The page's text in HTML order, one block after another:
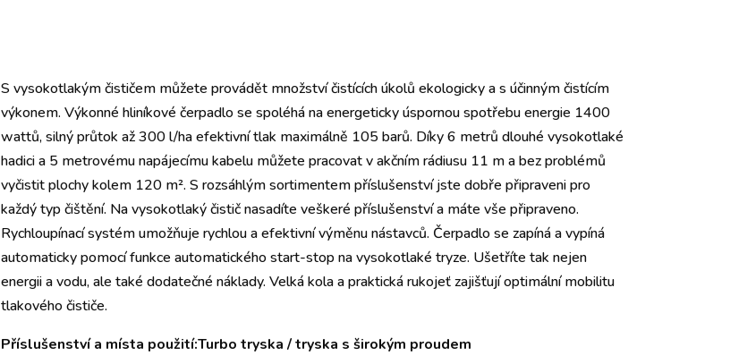
S vysokotlakým čističem můžete provádět množství čistících úkolů ekologicky a s účinným čistícím
výkonem. Výkonné hliníkové čerpadlo se spoléhá na energeticky úspornou spotřebu energie 1400
wattů, silný průtok až 300 l/ha efektivní tlak maximálně 105 barů. Díky 6 metrů dlouhé vysokotlaké
hadici a 5 metrovému napájecímu kabelu můžete pracovat v akčním rádiusu 11 m a bez problémů
vyčistit plochy kolem 120 m². S rozsáhlým sortimentem příslušenství jste dobře připraveni pro
každý typ čištění. Na vysokotlaký čistič nasadíte veškeré příslušenství a máte vše připraveno.
Rychloupínací systém umožňuje rychlou a efektivní výměnu nástavců. Čerpadlo se zapíná a vypíná
automaticky pomocí funkce automatického start-stop na vysokotlaké tryze. Ušetříte tak nejen
energii a vodu, ale také dodatečné náklady. Velká kola a praktická rukojeť zajišťují optimální mobilitu
tlakového čističe.
Příslušenství a místa použití:Turbo tryska / tryska s širokým proudem